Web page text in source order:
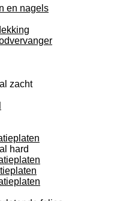
en nagels
zacht
hard